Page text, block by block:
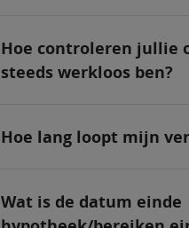
Hoe controleren jullie
steeds werkloos ben?
Hoe lang loopt mijn
Wat is de datum einde